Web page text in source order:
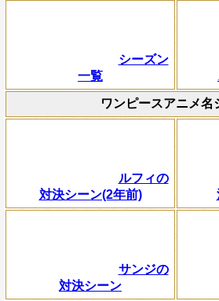
シーズン
一覧
ワンピースアニメ名
ルフィの
対決シーン(2年前)
サンジの
対決シーン